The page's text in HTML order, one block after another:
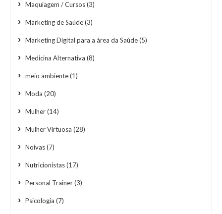
Maquiagem / Cursos(3)
Marketing de Saúde(3)
Marketing Digital para a área da Saúde(5)
Medicina Alternativa (8)
meio ambiente(1)
Moda (20)
Mulher(14)
Mulher Virtuosa (28)
Noivas(7)
Nutricionistas(17)
Personal Trainer(3)
Psicologia (7)